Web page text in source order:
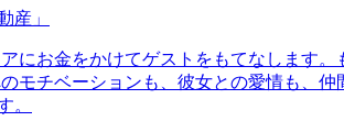
産」
にお金をかけてゲストをもてなします
モチベーションも、彼女との愛情も、
。